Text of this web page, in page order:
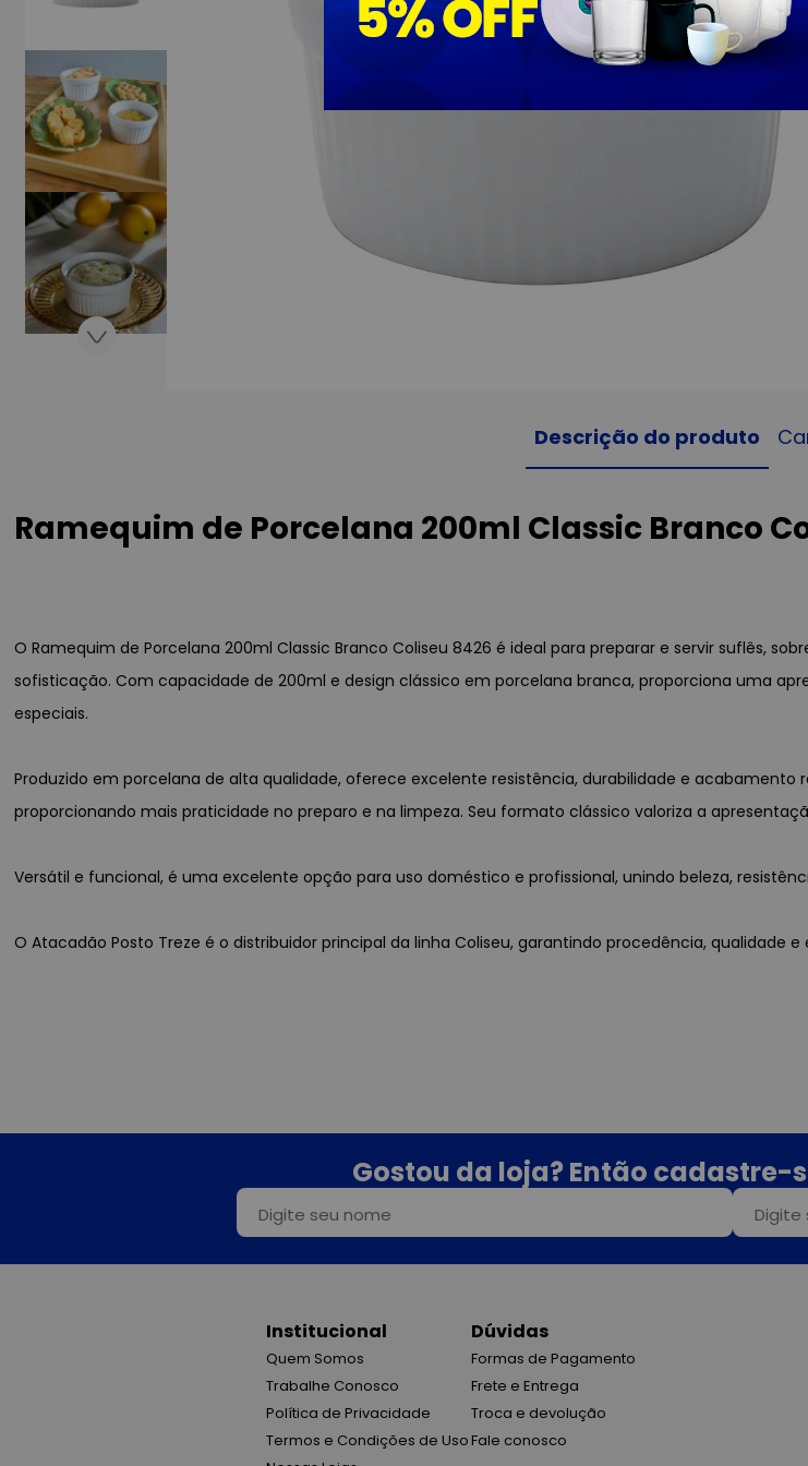
Descrição do produto
Ramequim de Porcelana 200ml Classic Branco
O Ramequim de Porcelana 200ml Classic Branco Coliseu 8426 é ideal para preparar e servir suflês,
sofisticação. Com capacidade de 200ml e design clássico em porcelana branca, proporciona uma
especiais.
Produzido em porcelana de alta qualidade, oferece excelente resistência, durabilidade e
proporcionando mais praticidade no preparo e na limpeza. Seu formato clássico valoriza a
Versátil e funcional, é uma excelente opção para uso doméstico e profissional, unindo beleza,
O Atacadão Posto Treze é o distribuidor principal da linha Coliseu, garantindo procedência, qualidade
Gostou da loja? Então cadastre-
Institucional
Quem Somos
Trabalhe Conosco
Política de Privacidade
Termos e Condições de Uso
Dúvidas
Formas de Pagamento
Frete e Entrega
Troca e devolução
Fale conosco